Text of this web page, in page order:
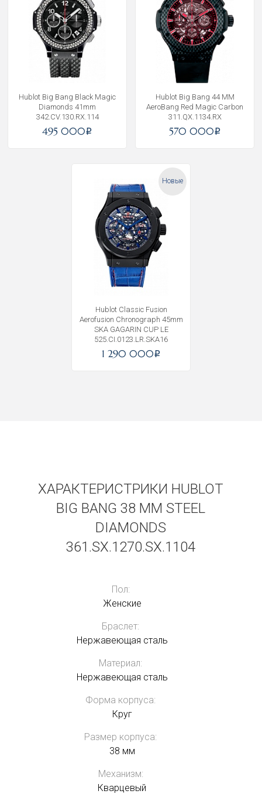
Hublot Big Bang Black Magic
Diamonds 41mm
342.CV.130.RX.114
495 000i
Hublot Big Bang 44 MM
AeroBang Red Magic Carbon
311.QX.1134.RX
570 000i
Новые
Hublot Classic Fusion
Aerofusion Chronograph 45mm
SKA GAGARIN CUP LE
525.CI.0123.LR.SKA16
1 290 000i
ХАРАКТЕРИСТРИКИ HUBLOT
BIG BANG 38 MM STEEL
DIAMONDS
361.SX.1270.SX.1104
Пол:
Женские
Браслет:
Нержавеющая сталь
Материал:
Нержавеющая сталь
Форма корпуса:
Круг
Размер корпуса:
38 мм
Механизм:
Кварцевый
Получать на почту